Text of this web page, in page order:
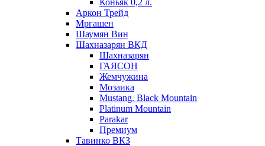
Коньяк 0,2 л.
Аркон Трейд
Мргашен
Шаумян Вин
Шахназарян ВКД
Шахназарян
ГАЯСОН
Жемчужина
Мозаика
Mustang. Black Mountain
Platinum Mountain
Parakar
Премиум
Тавинко ВКЗ